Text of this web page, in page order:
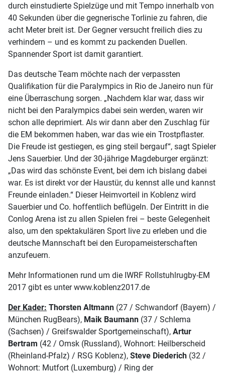
durch einstudierte Spielzüge und mit Tempo innerhalb von
40 Sekunden über die gegnerische Torlinie zu fahren, die
acht Meter breit ist. Der Gegner versucht freilich dies zu
verhindern – und es kommt zu packenden Duellen.
Spannender Sport ist damit garantiert.
Das deutsche Team möchte nach der verpassten
Qualifikation für die Paralympics in Rio de Janeiro nun für
eine Überraschung sorgen. „Nachdem klar war, dass wir
nicht bei den Paralympics dabei sein werden, waren wir
schon alle deprimiert. Als wir dann aber den Zuschlag für
die EM bekommen haben, war das wie ein Trostpflaster.
Die Freude ist gestiegen, es ging steil bergauf“, sagt Spieler
Jens Sauerbier. Und der 30-jährige Magdeburger ergänzt:
„Das wird das schönste Event, bei dem ich bislang dabei
war. Es ist direkt vor der Haustür, du kennst alle und kannst
Freunde einladen.“ Dieser Heimvorteil in Koblenz wird
Sauerbier und Co. hoffentlich beflügeln. Der Eintritt in die
Conlog Arena ist zu allen Spielen frei – beste Gelegenheit
also, um den spektakulären Sport live zu erleben und die
deutsche Mannschaft bei den Europameisterschaften
anzufeuern.
Mehr Informationen rund um die IWRF Rollstuhlrugby-EM
2017 gibt es unter www.koblenz2017.de
Der Kader: Thorsten Altmann (27 / Schwandorf (Bayern) /
München RugBears), Maik Baumann (37 / Schlema
(Sachsen) / Greifswalder Sportgemeinschaft), Artur
Bertram (42 / Omsk (Russland), Wohnort: Heilberscheid
(Rheinland-Pfalz) / RSG Koblenz), Steve Diederich (32 /
Wohnort: Mutfort (Luxemburg) / Ring der